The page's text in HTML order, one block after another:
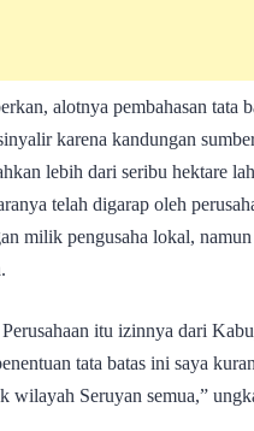
alotnya pembahasan tata
karena kandungan
lebih dari seribu hektare
telah digarap oleh
milik pengusaha lokal,
itu izinnya dari
tata batas ini saya
wilayah Seruyan semua,”